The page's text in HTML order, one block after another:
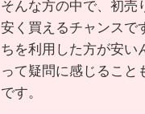
そんな方の中で、初売
安く買えるチャンスで
ちを利用した方が安い
って疑問に感じること
です。